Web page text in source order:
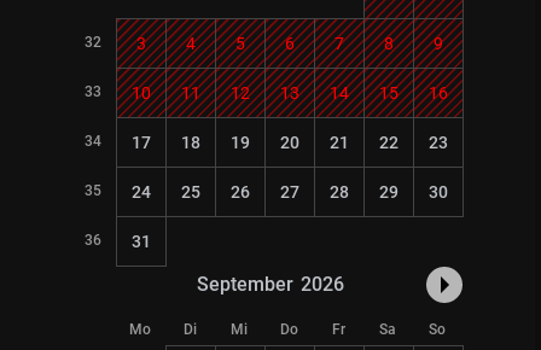
32 3 4 5 6 7 8 9
33 10 11 12 13 14 15 16
34 17 18 19 20 21 22 23
35 24 25 26 27 28 29 30
36 31
September 2026
Mo Di Mi Do Fr Sa So